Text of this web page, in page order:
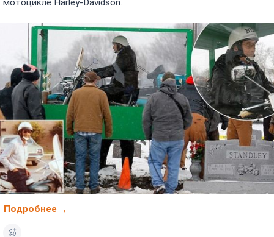
мотоцикле Harley-Davidson.
Подробнее